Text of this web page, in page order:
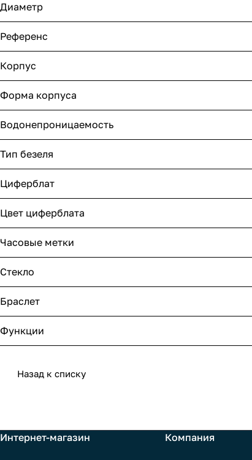
Диаметр
Референс
Корпус
Форма корпуса
Водонепроницаемость
Тип безеля
Циферблат
Цвет циферблата
Часовые метки
Стекло
Браслет
Функции
Назад к списку
Интернет-магазин Компания